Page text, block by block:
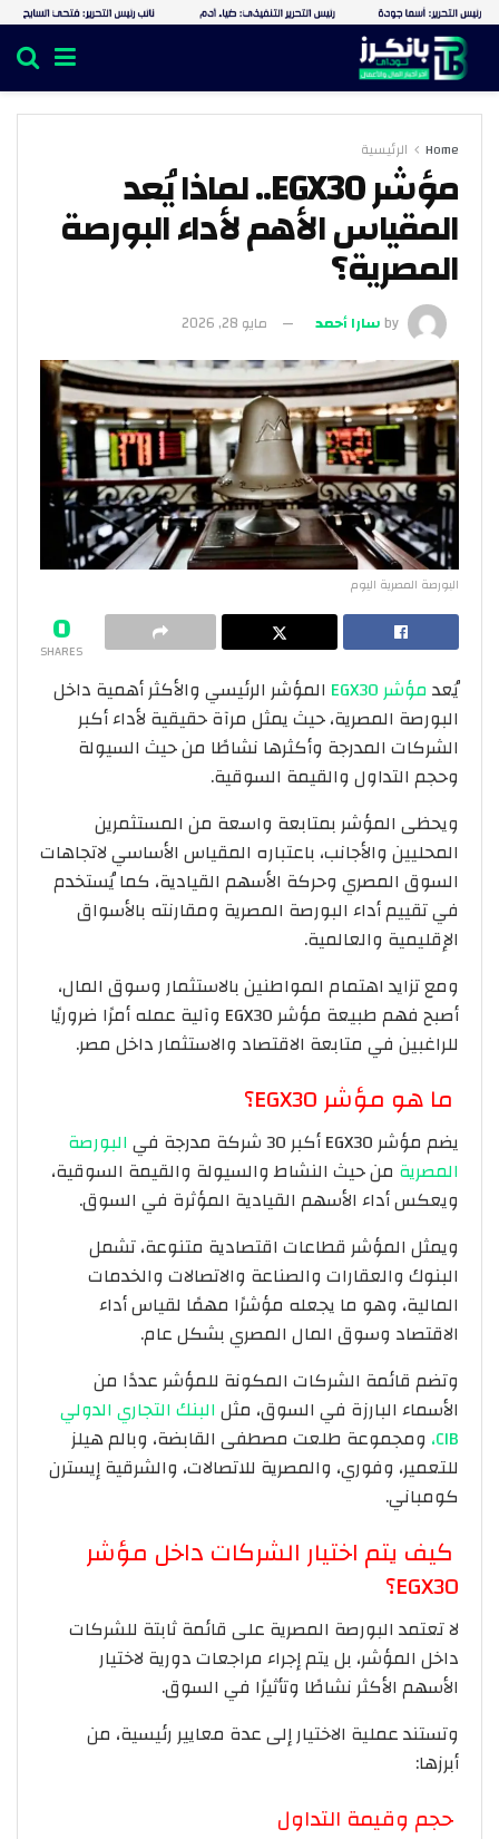
Home الرئيسية
مؤشر EGX30.. لماذا يُعد
المقياس الأهم لأداء البورصة
المصرية؟
byسارا أحمد مايو 28, 2026
البورصة المصرية اليوم
0
SHARES
يُعد مؤشر EGX30
المؤشر الرئيسي والأكثر أهمية داخل
البورصة المصرية، حيث يمثل مرآة حقيقية لأداء أكبر
الشركات المدرجة وأكثرها نشاطًا من حيث السيولة
وحجم التداول والقيمة السوقية.
ويحظى المؤشر بمتابعة واسعة من المستثمرين
المحليين والأجانب، باعتباره المقياس الأساسي لاتجاهات
السوق المصري وحركة الأسهم القيادية، كما يُستخدم
في تقييم أداء البورصة المصرية ومقارنته بالأسواق
الإقليمية والعالمية.
ومع تزايد اهتمام المواطنين بالاستثمار وسوق المال،
أصبح فهم طبيعة مؤشر EGX30 وآلية عمله أمرًا ضروريًا
للراغبين في متابعة الاقتصاد والاستثمار داخل مصر.
ما هو مؤشر EGX30؟
يضم مؤشر EGX30 أكبر 30 شركة مدرجة في
البورصة
المصرية من حيث النشاط والسيولة والقيمة السوقية،
ويعكس أداء الأسهم القيادية المؤثرة في السوق.
ويمثل المؤشر قطاعات اقتصادية متنوعة، تشمل
البنوك والعقارات والصناعة والاتصالات والخدمات
المالية، وهو ما يجعله مؤشرًا مهمًا لقياس أداء
الاقتصاد وسوق المال المصري بشكل عام.
وتضم قائمة الشركات المكونة للمؤشر عددًا من
الأسماء البارزة في السوق، مثل البنك التجاري الدولي
CIB، ومجموعة طلعت مصطفى القابضة، وبالم هيلز
للتعمير، وفوري، والمصرية للاتصالات، والشرقية إيسترن
كومباني.
كيف يتم اختيار الشركات داخل مؤشر
EGX30؟
لا تعتمد البورصة المصرية على قائمة ثابتة للشركات
داخل المؤشر، بل يتم إجراء مراجعات دورية لاختيار
الأسهم الأكثر نشاطًا وتأثيرًا في السوق.
وتستند عملية الاختيار إلى عدة معايير رئيسية، من
أبرزها:
حجم وقيمة التداول